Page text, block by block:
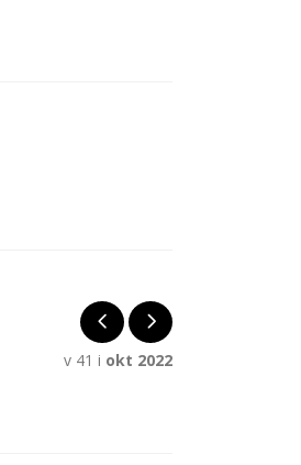
v 41 i okt 2022